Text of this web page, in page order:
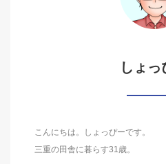
しょっ
こんにちは。しょっぴーです。
三重の田舎に暮らす31歳。